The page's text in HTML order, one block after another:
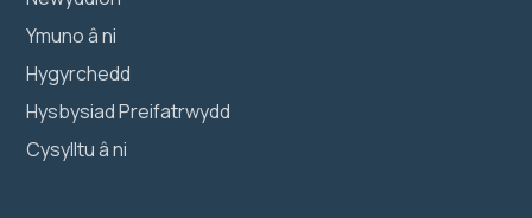
Ymuno â ni
Hygyrchedd
Hysbysiad Preifatrwydd
Cysylltu â ni